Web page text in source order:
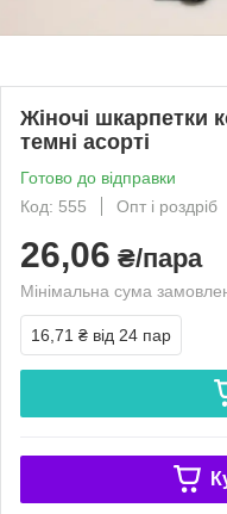
Жіночі шкарпетки
темні асорті
Готово до відправки
Код: 555
Опт і роздріб
26,06 ₴/пара
Мінімальна сума
16,71 ₴ від 24 пар